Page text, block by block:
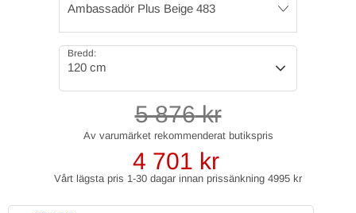
Ambassadör Plus Beige 483
Bredd:
120 cm
5 876kr
4 701 kr
Vårt lägsta pris 1-30 dagar innan prissänkning 4995 kr